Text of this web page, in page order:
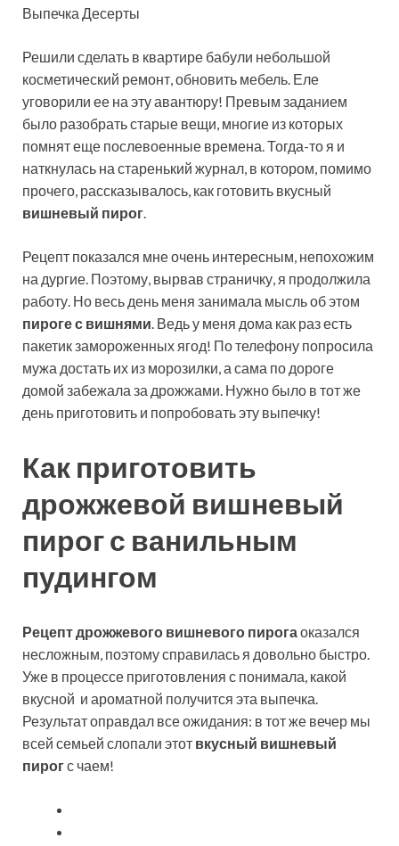
Выпечка Десерты
Решили сделать в квартире бабули небольшой
косметический ремонт, обновить мебель. Еле
уговорили ее на эту авантюру! Превым заданием
было разобрать старые вещи, многие из которых
помнят еще послевоенные времена. Тогда-то я и
наткнулась на старенький журнал, в котором, помимо
прочего, рассказывалось, как готовить вкусный
вишневый пирог
Рецепт показался мне очень интересным, непохожим
на дургие. Поэтому, вырвав страничку, я продолжила
работу. Но весь день меня занимала мысль об этом
пироге с вишнями . Ведь у меня дома как раз есть
пакетик замороженных ягод! По телефону попросила
мужа достать их из морозилки, а сама по дороге
домой забежала за дрожжами. Нужно было в тот же
день приготовить и попробовать эту выпечку!
Как приготовить
дрожжевой вишневый
пирог с ванильным
пудингом
Рецепт дрожжевого вишневого пирогаоказался
несложным, поэтому справилась я довольно быстро.
Уже в процессе приготовления с понимала, какой
вкусной и ароматной получится эта выпечка.
Результат оправдал все ожидания: в тот же вечер мы
всей семьей слопали этот вкусный вишневый
пирогс чаем!